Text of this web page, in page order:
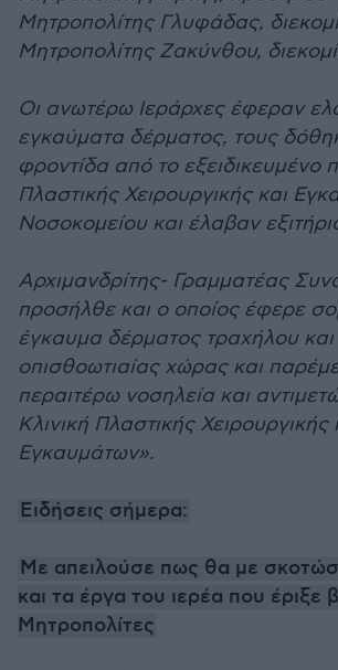
Μητροπολίτης Γλυφάδας,
Μητροπολίτης Ζακύνθου,
Οι ανωτέρω Ιεράρχες έφεραν
εγκαύματα δέρματος, τους
φροντίδα από το εξειδικευμένο
Πλαστικής Χειρουργικής και
Νοσοκομείου και έλαβαν
Αρχιμανδρίτης- Γραμματέας
προσήλθε και ο οποίος έφερε
έγκαυμα δέρματος τραχήλου και
οπισθοωτιαίας χώρας και
περαιτέρω νοσηλεία και
Κλινική Πλαστικής Χειρουργικής
Εγκαυμάτων».
Ειδήσεις σήμερα:
Με απειλούσε πως θα με
και τα έργα του ιερέα που έριξε
Μητροπολίτες